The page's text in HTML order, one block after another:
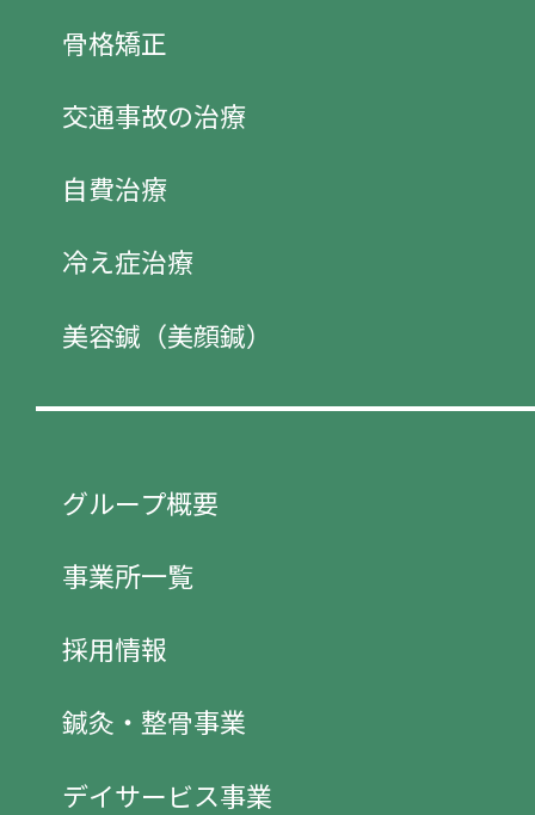
骨格矯正
交通事故の治療
自費治療
冷え症治療
美容鍼（美顔鍼）
グループ概要
事業所一覧
採用情報
鍼灸・整骨事業
デイサービス事業